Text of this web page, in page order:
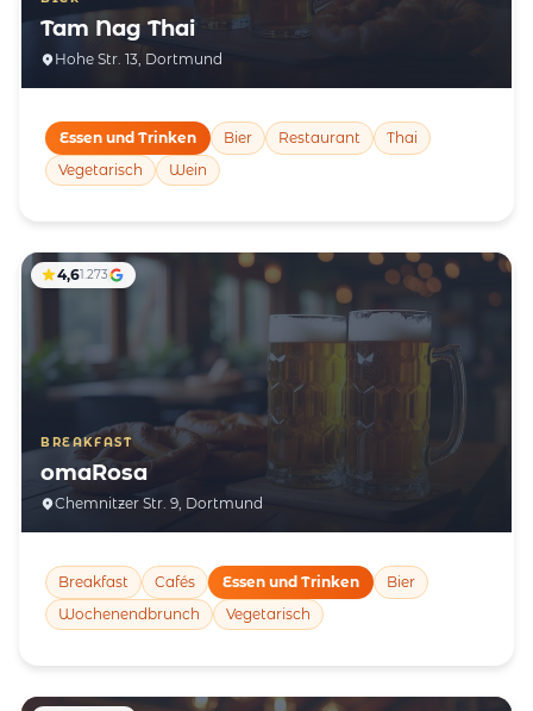
Tam Nag Thai
Hohe Str. 13, Dortmund
Essen und Trinken Bier Restaurant
Thai
Vegetarisch
Wein
BREAKFAST
omaRosa
Chemnitzer Str. 9, Dortmund
4,61.273
Breakfast Cafés Essen und Trinken
Bier
Wochenendbrunch
Vegetarisch